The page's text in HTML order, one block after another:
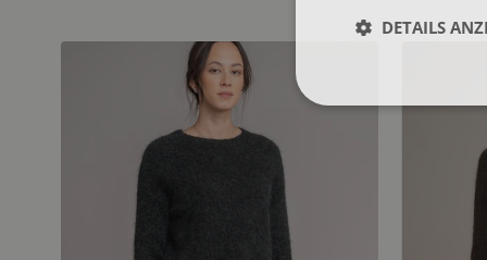
DETAILS